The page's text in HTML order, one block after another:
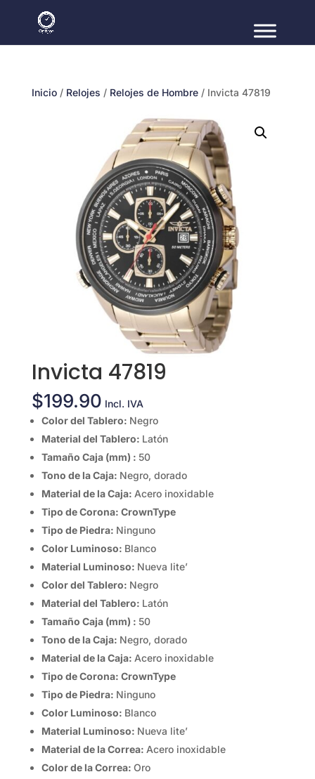
Inicio/ Relojes / Relojes de Hombre/ Invicta 47819
Invicta 47819
$199.90 Incl. IVA
Color del Tablero: Negro
Material del Tablero: Latón
Tamaño Caja (mm) : 50
Tono de la Caja: Negro, dorado
Material de la Caja: Acero inoxidable
Tipo de Corona: CrownType
Tipo de Piedra: Ninguno
Color Luminoso: Blanco
Material Luminoso: Nueva lite’
Color del Tablero: Negro
Material del Tablero: Latón
Tamaño Caja (mm) : 50
Tono de la Caja: Negro, dorado
Material de la Caja: Acero inoxidable
Tipo de Corona: CrownType
Tipo de Piedra: Ninguno
Color Luminoso: Blanco
Material Luminoso: Nueva lite’
Material de la Correa: Acero inoxidable
Color de la Correa: Oro